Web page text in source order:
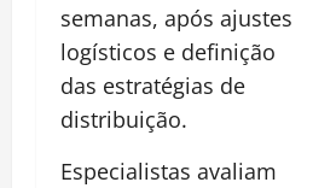
semanas, após ajustes
logísticos e definição
das estratégias de
distribuição.
Especialistas avaliam